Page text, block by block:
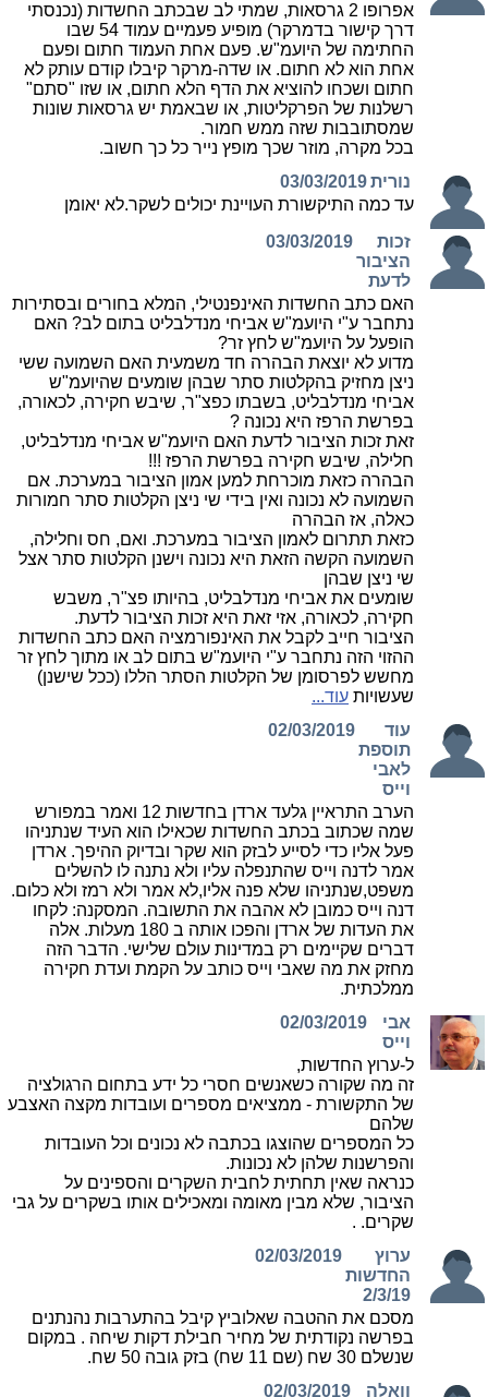
אפרופו 2 גרסאות, שמתי לב שבכתב החשדות (נכנסתי
דרך קישור בדמרקר) מופיע פעמיים עמוד 54 שבו
החתימה של היועמ"ש. פעם אחת העמוד חתום ופעם
אחת הוא לא חתום. או שדה-מרקר קיבלו קודם עותק לא
חתום ושכחו להוציא את הדף הלא חתום, או שזו "סתם"
רשלנות של הפרקליטות, או שבאמת יש גרסאות שונות
שמסתובבות שזה ממש חמור.
בכל מקרה, מוזר שכך מופץ נייר כל כך חשוב.
נורית03/03/2019
עד כמה התיקשורת העויינת יכולים לשקר.לא יאומן
זכות
הציבור
לדעת
03/03/2019
האם כתב החשדות האינפנטילי, המלא בחורים ובסתירות
נתחבר ע"י היועמ"ש אביחי מנדלבליט בתום לב? האם
הופעל על היועמ"ש לחץ זר?
מדוע לא יוצאת הבהרה חד משמעית האם השמועה ששי
ניצן מחזיק בהקלטות סתר שבהן שומעים שהיועמ"ש
אביחי מנדלבליט, בשבתו כפצ"ר, שיבש חקירה, לכאורה,
בפרשת הרפז היא נכונה ?
זאת זכות הציבור לדעת האם היועמ"ש אביחי מנדלבליט,
חלילה, שיבש חקירה בפרשת הרפז !!!
הבהרה כזאת מוכרחת למען אמון הציבור במערכת. אם
השמועה לא נכונה ואין בידי שי ניצן הקלטות סתר חמורות
כאלה, אז הבהרה
כזאת תתרום לאמון הציבור במערכת. ואם, חס וחלילה,
השמועה הקשה הזאת היא נכונה וישנן הקלטות סתר אצל
שי ניצן שבהן
שומעים את אביחי מנדלבליט, בהיותו פצ"ר, משבש
חקירה, לכאורה, אזי זאת היא זכות הציבור לדעת.
הציבור חייב לקבל את האינפורמציה האם כתב החשדות
ההזוי הזה נתחבר ע"י היועמ"ש בתום לב או מתוך לחץ זר
מחשש לפרסומן של הקלטות הסתר הללו (ככל שישנן)
שעשויות עוד...
עוד
תוספת
לאבי
וייס
02/03/2019
הערב התראיין גלעד ארדן בחדשות 12 ואמר במפורש
שמה שכתוב בכתב החשדות שכאילו הוא העיד שנתניהו
פעל אליו כדי לסייע לבזק הוא שקר ובדיוק ההיפך. ארדן
אמר לדנה וייס שהתנפלה עליו ולא נתנה לו להשלים
משפט,שנתניהו שלא פנה אליו,לא אמר ולא רמז ולא כלום.
דנה וייס כמובן לא אהבה את התשובה. המסקנה: לקחו
את העדות של ארדן והפכו אותה ב 180 מעלות. אלה
דברים שקיימים רק במדינות עולם שלישי. הדבר הזה
מחזק את מה שאבי וייס כותב על הקמת ועדת חקירה
ממלכתית.
אבי
וייס
02/03/2019
ל-ערוץ החדשות,
זה מה שקורה כשאנשים חסרי כל ידע בתחום הרגולציה
של התקשורת - ממציאים מספרים ועובדות מקצה האצבע
שלהם
כל המספרים שהוצגו בכתבה לא נכונים וכל העובדות
והפרשנות שלהן לא נכונות.
כנראה שאין תחתית לחבית השקרים והספינים על
הציבור, שלא מבין מאומה ומאכילים אותו בשקרים על גבי
שקרים. .
ערוץ
החדשות
2/3/19
02/03/2019
מסכם את ההטבה שאלוביץ קיבל בהתערבות נהנתנים
בפרשה נקודתית של מחיר חבילת דקות שיחה . במקום
שנשלם 30 שח (שם 11 שח) בזק גובה 50 שח.
וואלה
02/03/2019